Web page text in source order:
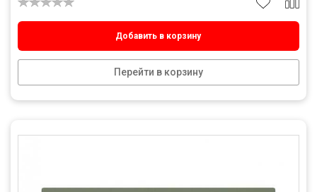
Добавить в корзину
Перейти в корзину